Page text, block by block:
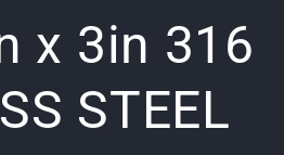
x 3in 316
STEEL